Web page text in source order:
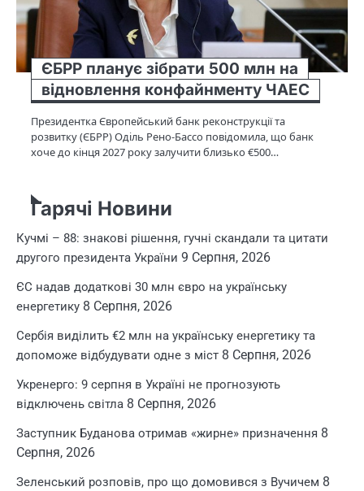
ЄБРР планує зібрати 500 млн на
відновлення конфайнменту ЧАЕС
Президентка Європейський банк реконструкції та
розвитку (ЄБРР) Оділь Рено-Бассо повідомила, що банк
хоче до кінця 2027 року залучити близько €500…
Гарячі Новини
Кучмі – 88: знакові рішення, гучні скандали та цитати
другого президента України 9 Серпня, 2026
ЄС надав додаткові 30 млн євро на українську
енергетику 8 Серпня, 2026
Сербія виділить €2 млн на українську енергетику та
допоможе відбудувати одне з міст 8 Серпня, 2026
Укренерго: 9 серпня в Україні не прогнозують
відключень світла 8 Серпня, 2026
Заступник Буданова отримав «жирне» призначення 8
Серпня, 2026
Зеленський розповів, про що домовився з Вучичем 8